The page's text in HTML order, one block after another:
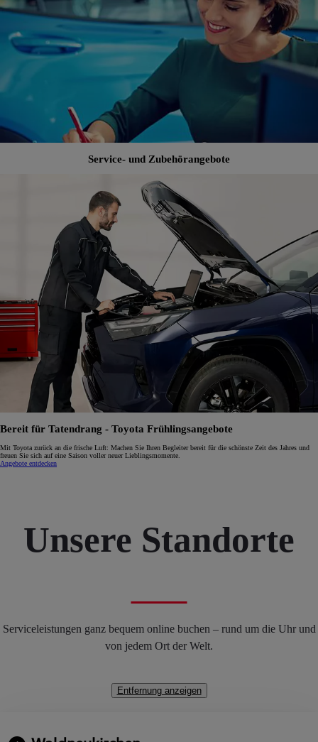
Service- und Zubehörangebote
Bereit für Tatendrang - Toyota Frühlingsangebote
Mit Toyota zurück an die frische Luft: Machen Sie Ihren Begleiter bereit für die schönste Zeit des Jahres und
freuen Sie sich auf eine Saison voller neuer Lieblingsmomente.
Angebote entdecken
Unsere Standorte
Serviceleistungen ganz bequem online buchen – rund um die Uhr und
von jedem Ort der Welt.
Entfernung anzeigen